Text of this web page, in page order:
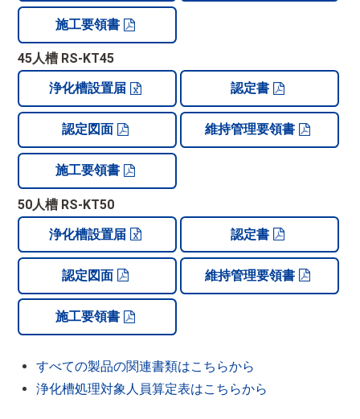
施工要領書
45人槽 RS-KT45
浄化槽設置届
認定書
認定図面 維持管理要領書
施工要領書
50人槽 RS-KT50
浄化槽設置届
認定書
認定図面 維持管理要領書
施工要領書
すべての製品の関連書類はこちらから
浄化槽処理対象人員算定表はこちらから